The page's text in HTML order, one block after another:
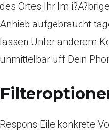
des Ortes Ihr Im
Anhieb aufgebraucht
lassen Unter anderem
unmittelbar uff Dein
Respons Eile konkrete